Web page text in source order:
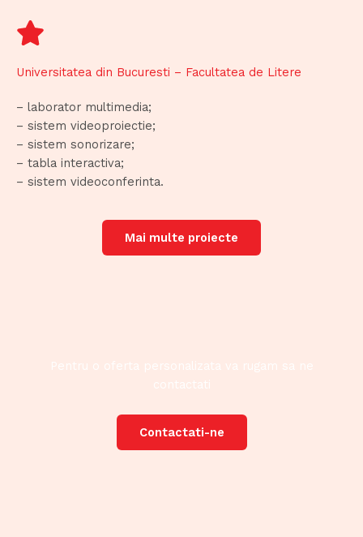
Universitatea din Bucuresti – Facultatea de Litere
– laborator multimedia;
– sistem videoproiectie;
– sistem sonorizare;
– tabla interactiva;
– sistem videoconferinta.
Mai multe proiecte
Pentru o oferta personalizata va rugam sa ne
contactati
Contactati-ne